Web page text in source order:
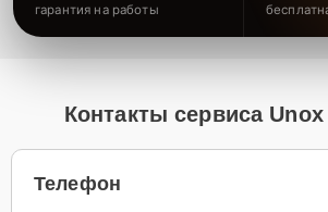
гарантия на работы
Контакты сервиса
Телефон